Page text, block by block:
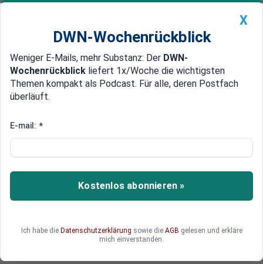
Newsticker MEIN DWN: Geldanlage Premium
Edelmetalle DWN-Magazin China
Nach Strafzöllen auf E-Autos:
Gegenreaktion gegen EU-
Schweinefleisch
länger, nicht tatenlos zuzusehen. Nun reagiert
X
DWN-Wochenrückblick
Weniger E-Mails, mehr Substanz: Der DWN-
Wochenrückblick liefert 1x/Woche die wichtigsten
Themen kompakt als Podcast. Für alle, deren Postfach
überläuft.
E-mail: *
Kostenlos abonnieren »
Ich habe die Datenschutzerklärung sowie die AGB gelesen und erkläre
mich einverstanden.